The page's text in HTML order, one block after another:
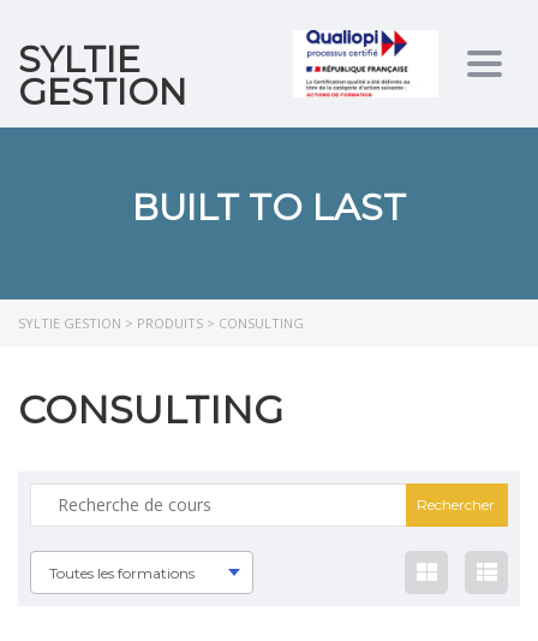
SYLTIE
GESTION
BUILT TO LAST
SYLTIE GESTION > PRODUITS > CONSULTING
CONSULTING
Toutes les formations